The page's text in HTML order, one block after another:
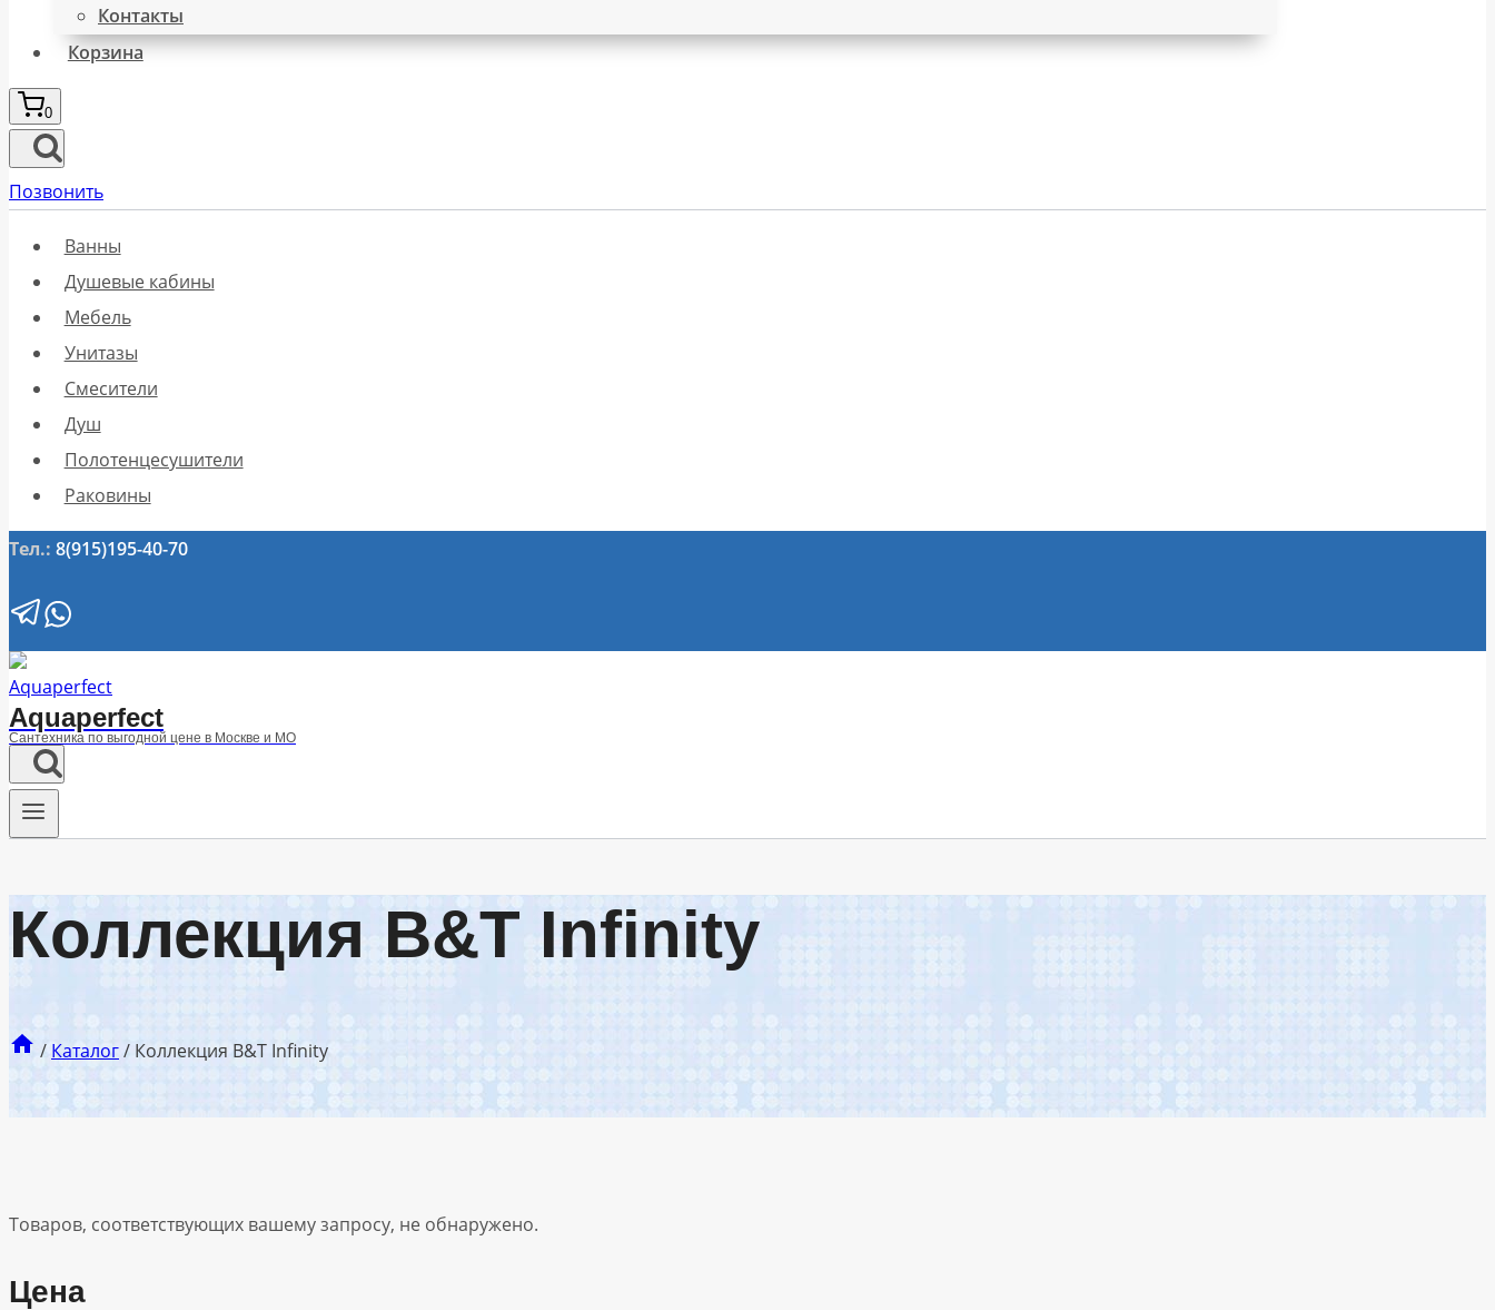
Контакты
Корзина
0
Позвонить
Ванны
Душевые кабины
Мебель
Унитазы
Смесители
Душ
Полотенцесушители
Раковины
Тел.: 8(915)195-40-70
Aquaperfect
Сантехника по выгодной цене в Москве и МО
Коллекция B&T Infinity
/ Каталог/ Коллекция B&T Infinity
Товаров, соответствующих вашему запросу, не обнаружено.
Цена